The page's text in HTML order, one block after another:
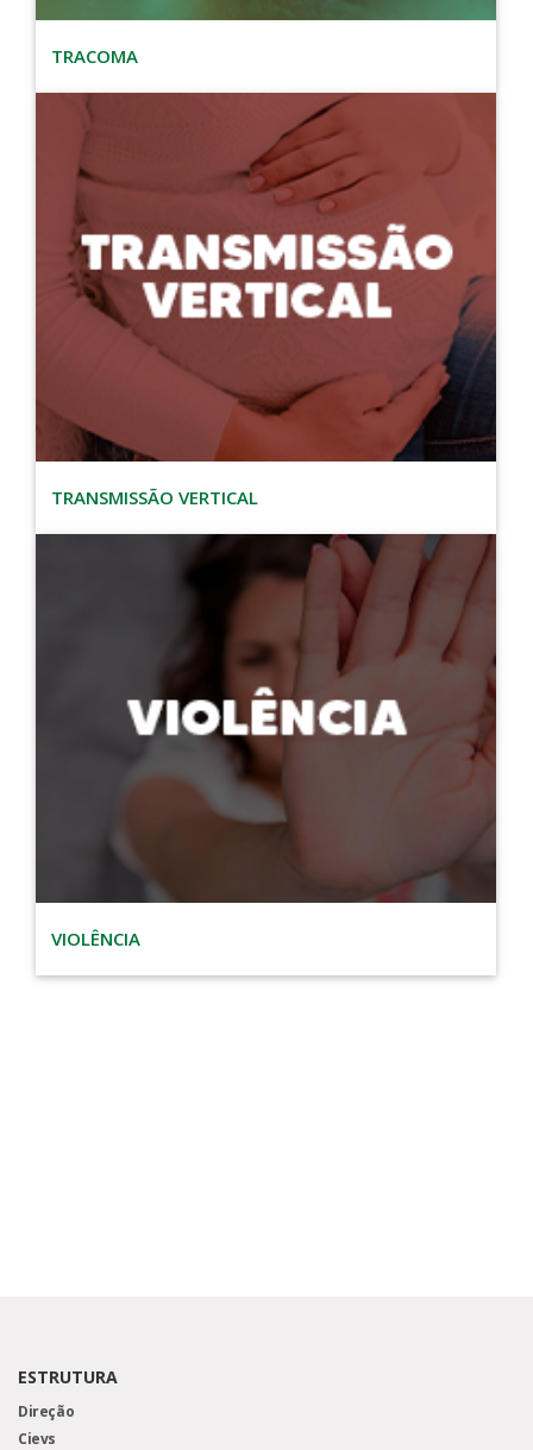
TRACOMA
TRANSMISSÃO VERTICAL
VIOLÊNCIA
ESTRUTURA
Direção
Cievs